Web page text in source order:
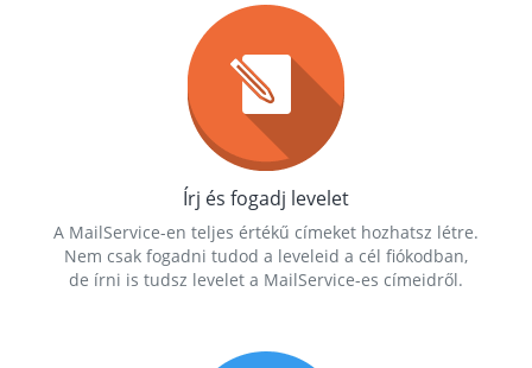
Írj és fogadj levelet
A MailService-en teljes értékű címeket hozhatsz létre.
Nem csak fogadni tudod a leveleid a cél fiókodban,
de írni is tudsz levelet a MailService-es címeidről.